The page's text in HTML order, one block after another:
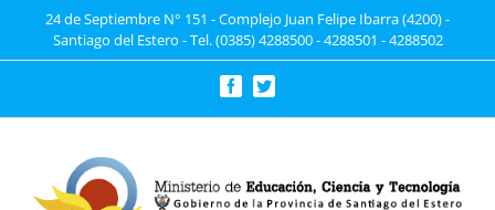
24 de Septiembre N° 151 - Complejo Juan Felipe Ibarra (4200) -
Santiago del Estero - Tel. (0385) 4288500 - 4288501 - 4288502
FacebookTwitter